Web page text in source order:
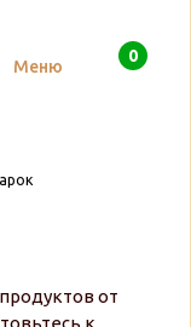
Меню
0
от
к